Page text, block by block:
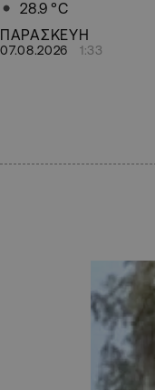
28.9 °C
ΠΑΡΑΣΚΕΥΗ
07.08.2026 1:33